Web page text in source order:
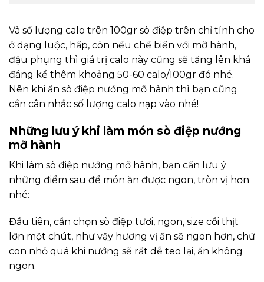
Và số lượng calo trên 100gr sò điệp trên chỉ tính cho
ở dạng luộc, hấp, còn nếu chế biến với mỡ hành,
đậu phụng thì giá trị calo này cũng sẽ tăng lên khá
đáng kể thêm khoảng 50-60 calo/100gr đó nhé.
Nên khi ăn sò điệp nướng mỡ hành thì bạn cũng
cần cân nhắc số lượng calo nạp vào nhé!
Những lưu ý khi làm món sò điệp nướng
mỡ hành
Khi làm sò điệp nướng mỡ hành, bạn cần lưu ý
những điểm sau để món ăn được ngon, tròn vị hơn
nhé:
Đầu tiên, cần chọn sò điệp tươi, ngon, size cồi thịt
lớn một chút, như vậy hương vị ăn sẽ ngon hơn, chứ
con nhỏ quá khi nướng sẽ rất dễ teo lại, ăn không
ngon.